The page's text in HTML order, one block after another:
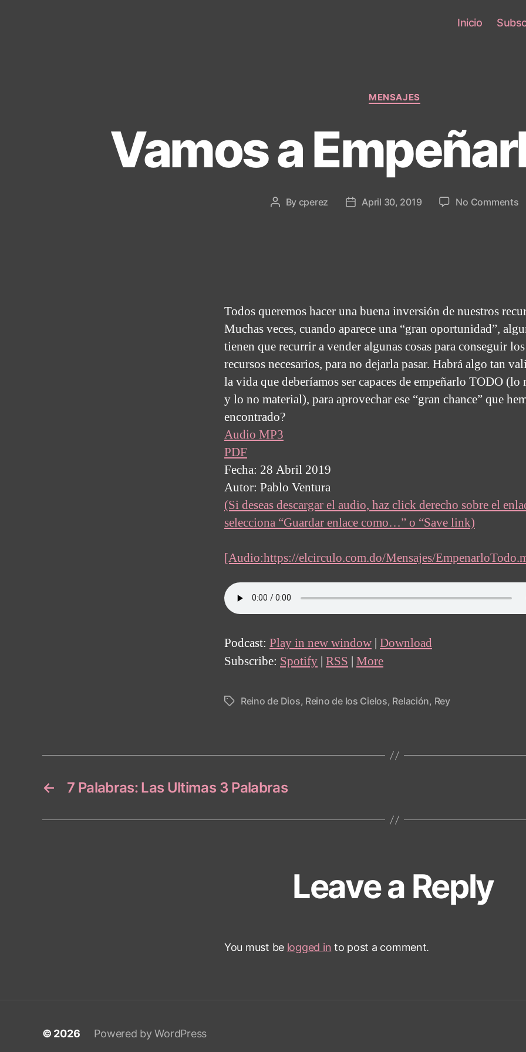
Inicio
Categories
MENSAJES
Vamos a
Post
By cperez
PostApril 30, 2019 No Commentson
Todos queremos hacer una buena inversión de nuestros
Muchas veces, cuando aparece una “gran oportunidad”,
tienen que recurrir a vender algunas cosas para conseguir los
recursos necesarios, para no dejarla pasar. Habrá algo tan
la vida que deberíamos ser capaces de empeñarlo TODO (lo
y lo no material), para aprovechar ese “gran chance” que
encontrado?
Audio MP3
PDF
Fecha: 28 Abril 2019
Autor: Pablo Ventura
(Si deseas descargar el audio, haz click derecho sobre el
selecciona “Guardar enlace como…” o “Save link)
[Audio:https://elcirculo.com.do/Mensajes/
Podcast: Play in new window | Download
Subscribe: Spotify | RSS | More
TagsReino de Dios, Reino de los Cielos, Relación, Rey
← 7 Palabras: Las Ultimas 3 Palabras
Leave a Reply
You must be logged in to post a comment.
© 2026 Powered by WordPress